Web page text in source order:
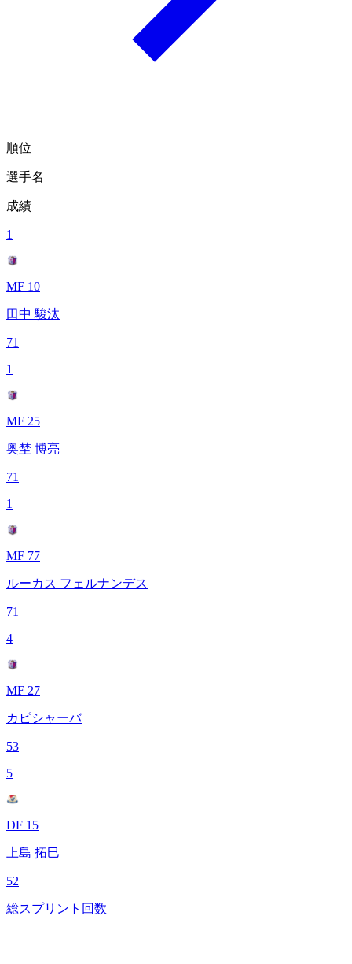
順位
選手名
成績
1
MF 10
田中 駿汰
71
1
MF 25
奥埜 博亮
71
1
MF 77
ルーカス フェルナンデス
71
4
MF 27
カピシャーバ
53
5
DF 15
上島 拓巳
52
総スプリント回数